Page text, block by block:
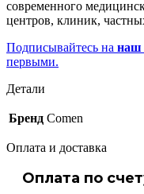
современного
центров, клиник,
Подписывайтесь на наш
первыми.
Детали
Бренд Comen
Оплата и доставка
Оплата по